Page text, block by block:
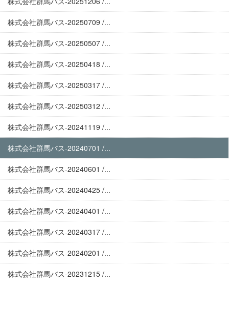
株式会社群馬バス-20250709 /...
株式会社群馬バス-20250507 /...
株式会社群馬バス-20250418 /...
株式会社群馬バス-20250317 /...
株式会社群馬バス-20250312 /...
株式会社群馬バス-20241119 /...
株式会社群馬バス-20240701 /...
株式会社群馬バス-20240601 /...
株式会社群馬バス-20240425 /...
株式会社群馬バス-20240401 /...
株式会社群馬バス-20240317 /...
株式会社群馬バス-20240201 /...
株式会社群馬バス-20231215 /...